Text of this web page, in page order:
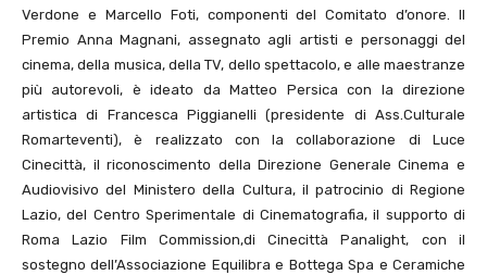
Verdone e Marcello Foti, componenti del Comitato d’onore. Il
Premio Anna Magnani, assegnato agli artisti e personaggi del
cinema, della musica, della TV, dello spettacolo, e alle maestranze
più autorevoli, è ideato da Matteo Persica con la direzione
artistica di Francesca Piggianelli (presidente di Ass.Culturale
Romarteventi), è realizzato con la collaborazione di Luce
Cinecittà, il riconoscimento della Direzione Generale Cinema e
Audiovisivo del Ministero della Cultura, il patrocinio di Regione
Lazio, del Centro Sperimentale di Cinematografia, il supporto di
Roma Lazio Film Commission,di Cinecittà Panalight, con il
sostegno dell’Associazione Equilibra e Bottega Spa e Ceramiche